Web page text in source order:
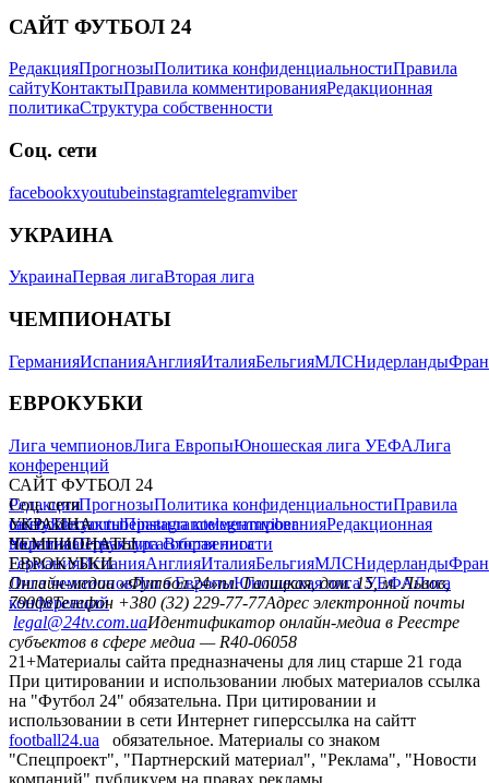
САЙТ ФУТБОЛ 24
РедакцияПрогнозыПолитика конфиденциальностиПравила
сайтуКонтактыПравила комментированияРедакционная
политикаСтруктура собственности
Соц. сети
facebookxyoutubeinstagramtelegramviber
УКРАИНА
УкраинаПервая лигаВторая лига
ЧЕМПИОНАТЫ
ГерманияИспанияАнглияИталияБельгияМЛСНидерланды
ЕВРОКУБКИ
Лига чемпионовЛига ЕвропыЮношеская лига УЕФАЛига
конференций
САЙТ ФУТБОЛ 24
РедакцияПрогнозыПолитика конфиденциальностиПравила
сайтуКонтактыПравила комментированияРедакционная
политикаСтруктура собственности
Соц. сети
facebookxyoutubeinstagramtelegramviber
УКРАИНА
УкраинаПервая лигаВторая лига
ЧЕМПИОНАТЫ
ГерманияИспанияАнглияИталияБельгияМЛСНидерланды
ЕВРОКУБКИ
Лига чемпионовЛига ЕвропыЮношеская лига УЕФАЛига
конференций
Онлайн-медиа «Футбол 24»пл. Галицкая, дом. 15, м. Львов,
79008Телефон +380 (32) 229-77-77Адрес электронной почты
legal@24tv.com.uaИдентификатор онлайн-медиа в Реестре
субъектов в сфере медиа — R40-06058
21+Материалы сайта предназначены для лиц старше 21 года
При цитировании и использовании любых материалов ссылка
на "Футбол 24" обязательна. При цитировании и
использовании в сети Интернет гиперссылка на сайтт
football24.ua
обязательное. Материалы со знаком
"Спецпроект", "Партнерский материал", "Реклама", "Новости